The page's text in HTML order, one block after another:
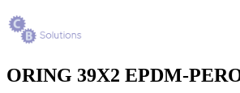
ORING 39X2 EPDM-